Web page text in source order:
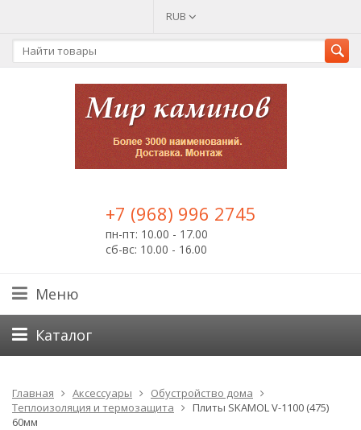
RUB
+7 (968) 996 2745
пн-пт: 10.00 - 17.00
сб-вс: 10.00 - 16.00
Меню
Каталог
Главная Аксессуары
Обустройство дома
Теплоизоляция и термозащита
Плиты SKAMOL V-1100 (475)
60мм